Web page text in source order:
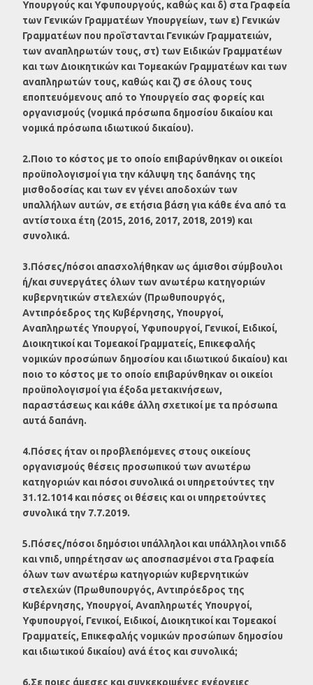
Υπουργούς και Υφυπουργούς, καθώς και δ) στα Γραφεία
των Γενικών Γραμματέων Υπουργείων, των ε) Γενικών
Γραμματέων που προΐστανται Γενικών Γραμματειών,
των αναπληρωτών τους, στ) των Ειδικών Γραμματέων
και των Διοικητικών και Τομεακών Γραμματέων και των
αναπληρωτών τους, καθώς και ζ) σε όλους τους
εποπτευόμενους από το Υπουργείο σας φορείς και
οργανισμούς (νομικά πρόσωπα δημοσίου δικαίου και
νομικά πρόσωπα ιδιωτικού δικαίου).
2.Ποιο το κόστος με το οποίο επιβαρύνθηκαν οι οικείοι
προϋπολογισμοί για την κάλυψη της δαπάνης της
μισθοδοσίας και των εν γένει αποδοχών των
υπαλλήλων αυτών, σε ετήσια βάση για κάθε ένα από τα
αντίστοιχα έτη (2015, 2016, 2017, 2018, 2019) και
συνολικά.
3.Πόσες/πόσοι απασχολήθηκαν ως άμισθοι σύμβουλοι
ή/και συνεργάτες όλων των ανωτέρω κατηγοριών
κυβερνητικών στελεχών (Πρωθυπουργός,
Αντιπρόεδρος της Κυβέρνησης, Υπουργοί,
Αναπληρωτές Υπουργοί, Υφυπουργοί, Γενικοί, Ειδικοί,
Διοικητικοί και Τομεακοί Γραμματείς, Επικεφαλής
νομικών προσώπων δημοσίου και ιδιωτικού δικαίου) και
ποιο το κόστος με το οποίο επιβαρύνθηκαν οι οικείοι
προϋπολογισμοί για έξοδα μετακινήσεων,
παραστάσεως και κάθε άλλη σχετικοί με τα πρόσωπα
αυτά δαπάνη.
4.Πόσες ήταν οι προβλεπόμενες στους οικείους
οργανισμούς θέσεις προσωπικού των ανωτέρω
κατηγοριών και πόσοι συνολικά οι υπηρετούντες την
31.12.1014 και πόσες οι θέσεις και οι υπηρετούντες
συνολικά την 7.7.2019.
5.Πόσες/πόσοι δημόσιοι υπάλληλοι και υπάλληλοι νπιδδ
και νπιδ, υπηρέτησαν ως αποσπασμένοι στα Γραφεία
όλων των ανωτέρω κατηγοριών κυβερνητικών
στελεχών (Πρωθυπουργός, Αντιπρόεδρος της
Κυβέρνησης, Υπουργοί, Αναπληρωτές Υπουργοί,
Υφυπουργοί, Γενικοί, Ειδικοί, Διοικητικοί και Τομεακοί
Γραμματείς, Επικεφαλής νομικών προσώπων δημοσίου
και ιδιωτικού δικαίου) ανά έτος και συνολικά;
6.Σε ποιες άμεσες και συγκεκριμένες ενέργειες